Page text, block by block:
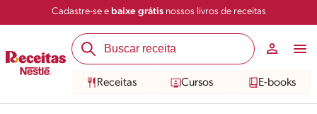
Cadastre-se e baixe grátisnossos livros de receitas
Receitas Cursos E-books